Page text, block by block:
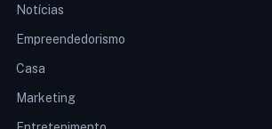
Notícias
Empreendedorismo
Casa
Marketing